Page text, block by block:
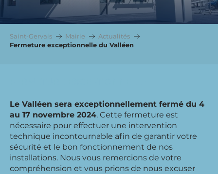
Saint-Gervais Mairie
Actualités
Fermeture exceptionnelle du Valléen
Le Valléen sera exceptionnellement fermé du 4
au 17 novembre 2024. Cette fermeture est
nécessaire pour effectuer une intervention
technique incontournable afin de garantir votre
sécurité et le bon fonctionnement de nos
installations. Nous vous remercions de votre
compréhension et vous prions de nous excuser